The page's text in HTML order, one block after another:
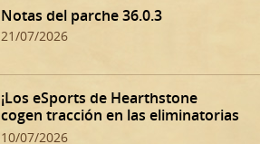
Notas del parche 36.0.3
21/07/2026
¡Los eSports de Hearthstone
cogen tracción en las eliminatorias
de verano!
10/07/2026